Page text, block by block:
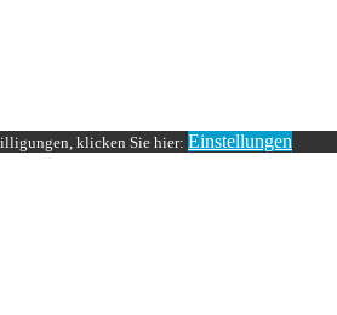
klicken Sie hier: Einstellungen